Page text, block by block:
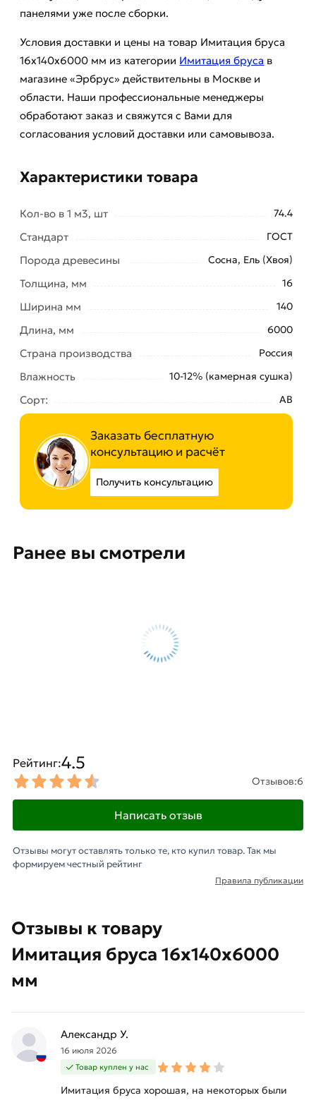
панелями уже после сборки.
Условия доставки и цены на товар Имитация бруса
16х140х6000 мм из категории Имитация бруса в
магазине «Эрбрус» действительны в Москве и
области. Наши профессиональные менеджеры
обработают заказ и свяжутся с Вами для
согласования условий доставки или самовывоза.
Характеристики товара
Кол-во в 1 м3, шт 74.4
Стандарт ГОСТ
Порода древесины Сосна, Ель (Хвоя)
Толщина, мм 16
Ширина мм 140
Длина, мм 6000
Страна производства Россия
Влажность 10-12% (камерная сушка)
Сорт: АВ
Заказать бесплатную
консультацию и расчёт
Получить консультацию
Ранее вы смотрели
Отзывы к товару
Имитация бруса 16х140х6000
мм
Александр У.
16 июля 2026
Товар куплен у нас
Имитация бруса хорошая, на некоторых были
Рейтинг:4.5
Отзывов:6
Написать отзыв
Отзывы могут оставлять только те, кто купил товар. Так мы
формируем честный рейтинг
Правила публикации